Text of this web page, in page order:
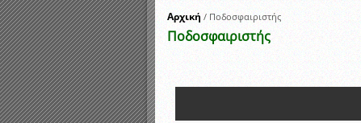
Ώρες έναρξης αγώνων
Αποτελέσματα
Αρχική / Ποδοσφαιριστής
Ποδοσφαιριστής